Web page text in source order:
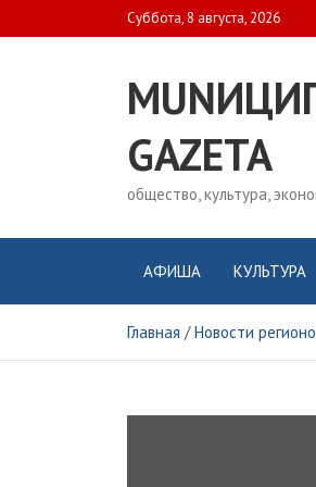
to
Суббота, 8 августа, 2026
GAZЕТА
общество, культура,
АФИША КУЛЬТУРА
Главная Новости